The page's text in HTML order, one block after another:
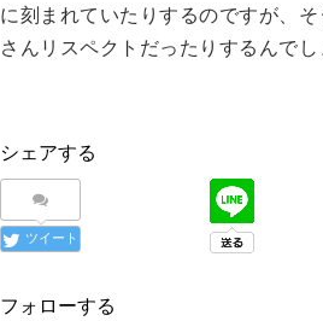
に刻まれていたりするのですが、
さんリスペクトだったりするんで
シェアする
ツイート
フォローする